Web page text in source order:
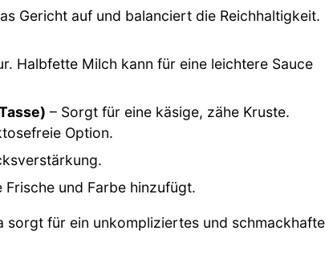
Gericht auf und balanciert die Reichhaltigkeit.
Halbfette Milch kann für eine leichtere Sauce
– Sorgt für eine käsige, zähe Kruste.
Option.
Frische und Farbe hinzufügt.
sorgt für ein unkompliziertes und